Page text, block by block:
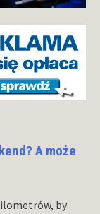
A może
by